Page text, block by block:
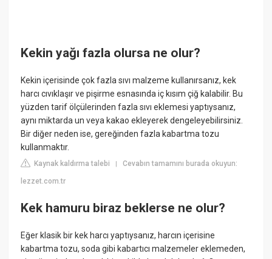
Kekin yağı fazla olursa ne olur?
Kekin içerisinde çok fazla sıvı malzeme kullanırsanız, kek
harcı cıvıklaşır ve pişirme esnasında iç kısım çiğ kalabilir. Bu
yüzden tarif ölçülerinden fazla sıvı eklemesi yaptıysanız,
aynı miktarda un veya kakao ekleyerek dengeleyebilirsiniz.
Bir diğer neden ise, gereğinden fazla kabartma tozu
kullanmaktır.
Kaynak kaldırma talebi |Cevabın tamamını burada okuyun:
lezzet.com.tr
Kek hamuru biraz beklerse ne olur?
Eğer klasik bir kek harcı yaptıysanız, harcın içerisine
kabartma tozu, soda gibi kabartıcı malzemeler eklemeden,